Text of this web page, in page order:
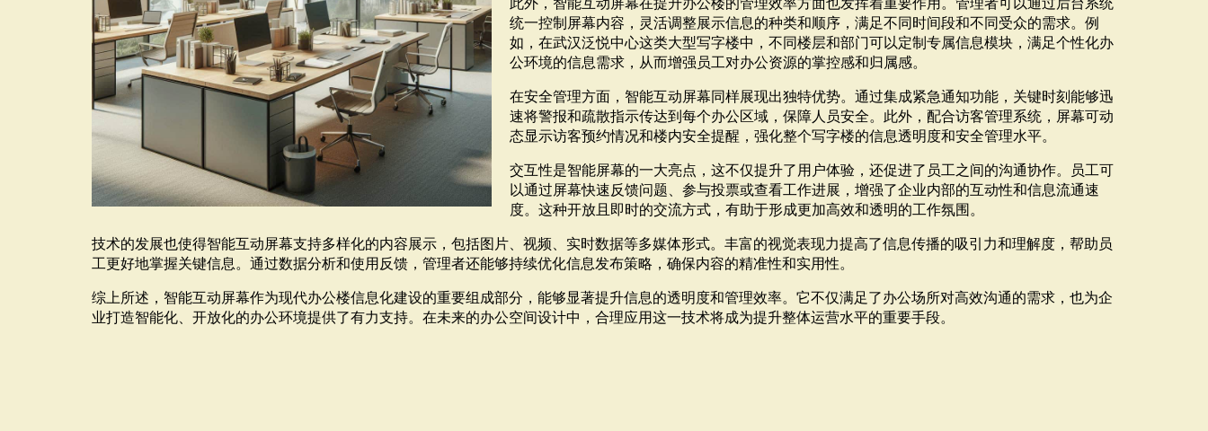
此外，智能互动屏幕在提升办公楼的管理效率方面也发挥着重要作用。管理者可以通过后台系统
统一控制屏幕内容，灵活调整展示信息的种类和顺序，满足不同时间段和不同受众的需求。例
如，在武汉泛悦中心这类大型写字楼中，不同楼层和部门可以定制专属信息模块，满足个性化办
公环境的信息需求，从而增强员工对办公资源的掌控感和归属感。
在安全管理方面，智能互动屏幕同样展现出独特优势。通过集成紧急通知功能，关键时刻能够迅
速将警报和疏散指示传达到每个办公区域，保障人员安全。此外，配合访客管理系统，屏幕可动
态显示访客预约情况和楼内安全提醒，强化整个写字楼的信息透明度和安全管理水平。
交互性是智能屏幕的一大亮点，这不仅提升了用户体验，还促进了员工之间的沟通协作。员工可
以通过屏幕快速反馈问题、参与投票或查看工作进展，增强了企业内部的互动性和信息流通速
度。这种开放且即时的交流方式，有助于形成更加高效和透明的工作氛围。
技术的发展也使得智能互动屏幕支持多样化的内容展示，包括图片、视频、实时数据等多媒体形式。丰富的视觉表现力提高了信息传播的吸引力和理解度，帮助员
工更好地掌握关键信息。通过数据分析和使用反馈，管理者还能够持续优化信息发布策略，确保内容的精准性和实用性。
综上所述，智能互动屏幕作为现代办公楼信息化建设的重要组成部分，能够显著提升信息的透明度和管理效率。它不仅满足了办公场所对高效沟通的需求，也为企
业打造智能化、开放化的办公环境提供了有力支持。在未来的办公空间设计中，合理应用这一技术将成为提升整体运营水平的重要手段。